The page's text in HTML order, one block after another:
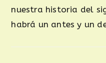
nuestra historia del
habrá un antes y un